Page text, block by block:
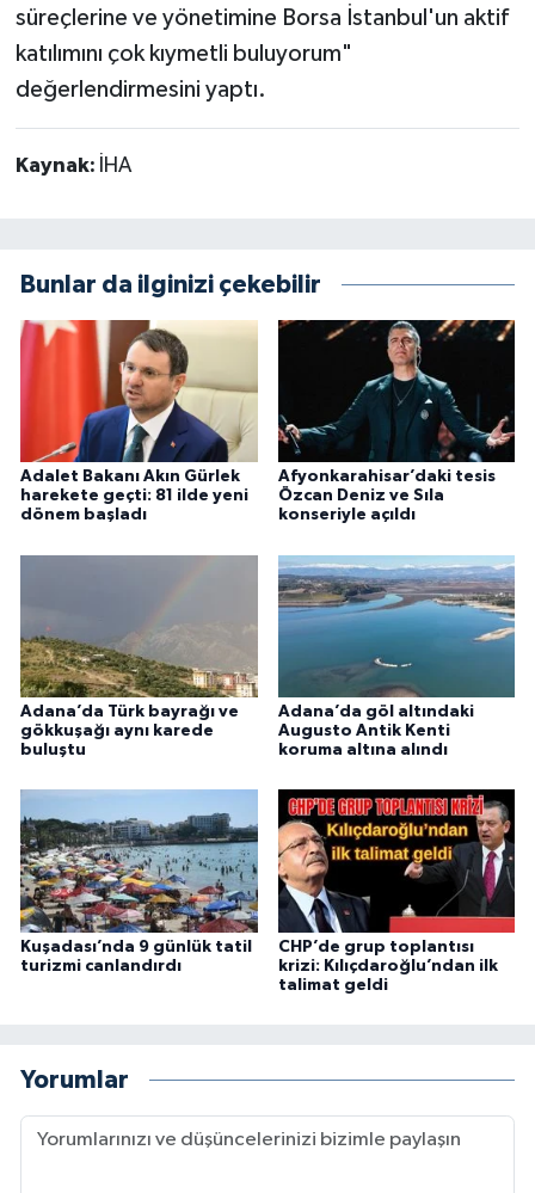
süreçlerine ve yönetimine Borsa İstanbul'un aktif
katılımını çok kıymetli buluyorum"
değerlendirmesini yaptı.
Kaynak: İHA
Bunlar da ilginizi çekebilir
Adalet Bakanı Akın Gürlek
harekete geçti: 81 ilde yeni
dönem başladı
Afyonkarahisar’daki tesis
Özcan Deniz ve Sıla
konseriyle açıldı
Adana’da Türk bayrağı ve
gökkuşağı aynı karede
buluştu
Adana’da göl altındaki
Augusto Antik Kenti
koruma altına alındı
Kuşadası’nda 9 günlük tatil
turizmi canlandırdı
CHP’de grup toplantısı
krizi: Kılıçdaroğlu’ndan ilk
talimat geldi
Yorumlar